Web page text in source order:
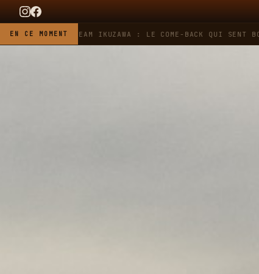
EN CE MOMENT
HEUER X TEAM IKUZAWA : LE COME-BACK QUI SENT BON